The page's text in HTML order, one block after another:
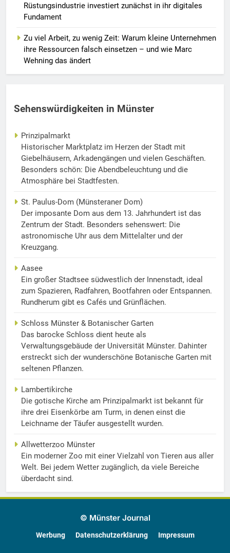
Rüstungsindustrie investiert zunächst in ihr digitales
Fundament
Zu viel Arbeit, zu wenig Zeit: Warum kleine Unternehmen
ihre Ressourcen falsch einsetzen – und wie Marc
Wehning das ändert
Sehenswürdigkeiten in Münster
Prinzipalmarkt
Historischer Marktplatz im Herzen der Stadt mit
Giebelhäusern, Arkadengängen und vielen Geschäften.
Besonders schön: Die Abendbeleuchtung und die
Atmosphäre bei Stadtfesten.
St. Paulus-Dom (Münsteraner Dom)
Der imposante Dom aus dem 13. Jahrhundert ist das
Zentrum der Stadt. Besonders sehenswert: Die
astronomische Uhr aus dem Mittelalter und der
Kreuzgang.
Aasee
Ein großer Stadtsee südwestlich der Innenstadt, ideal
zum Spazieren, Radfahren, Bootfahren oder Entspannen.
Rundherum gibt es Cafés und Grünflächen.
Schloss Münster & Botanischer Garten
Das barocke Schloss dient heute als
Verwaltungsgebäude der Universität Münster. Dahinter
erstreckt sich der wunderschöne Botanische Garten mit
seltenen Pflanzen.
Lambertikirche
Die gotische Kirche am Prinzipalmarkt ist bekannt für
ihre drei Eisenkörbe am Turm, in denen einst die
Leichname der Täufer ausgestellt wurden.
Allwetterzoo Münster
Ein moderner Zoo mit einer Vielzahl von Tieren aus aller
Welt. Bei jedem Wetter zugänglich, da viele Bereiche
überdacht sind.
© Münster Journal
Werbung Datenschutzerklärung Impressum